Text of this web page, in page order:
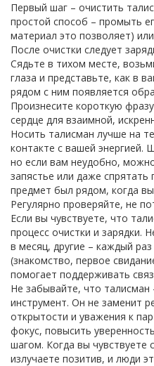
Первый шаг – очистить
простой способ – промыть
материал это позволяет)
После очистки следует
Сядьте в тихом месте,
глаза и представьте, как в
рядом с ним появляется
Произнесите короткую
сердце для взаимной,
Носить талисман лучше на
контакте с вашей энергией.
но если вам неудобно,
запястье или даже
предмет был рядом, когда
Регулярно проверяйте, не
Если вы чувствуете, что
процесс очистки и зарядки.
в месяц, другие – каждый
(знакомство, первое
помогает поддерживать
Не забывайте, что
инструмент. Он не заменит
открытости и уважения к
фокус, повысить
шагом. Когда вы чувствуете
излучаете позитив, и люди